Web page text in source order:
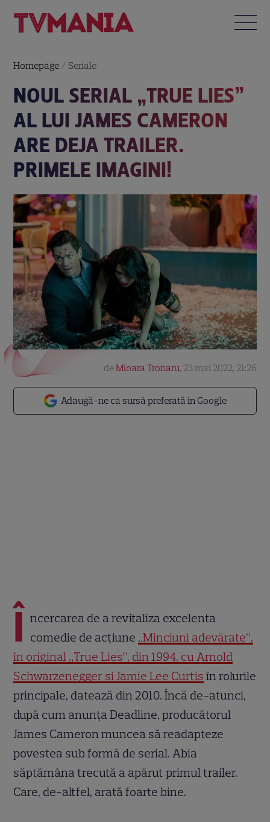
Homepage / Seriale
NOUL SERIAL „TRUE LIES”
AL LUI JAMES CAMERON
ARE DEJA TRAILER.
PRIMELE IMAGINI!
Adaugă-ne ca sursă preferată în Google
deMioara Tronaru, 23 mai 2022, 21:26
Î ncercarea de a revitaliza excelenta
comedie de acțiune „Minciuni adevărate”,
în original „True Lies”, din 1994, cu Arnold
Schwarzenegger și Jamie Lee Curtis în rolurile
principale, datează din 2010. Încă de-atunci,
după cum anunța Deadline, producătorul
James Cameron muncea să readapteze
povestea sub formă de serial. Abia
săptămâna trecută a apărut primul trailer.
Care, de-altfel, arată foarte bine.